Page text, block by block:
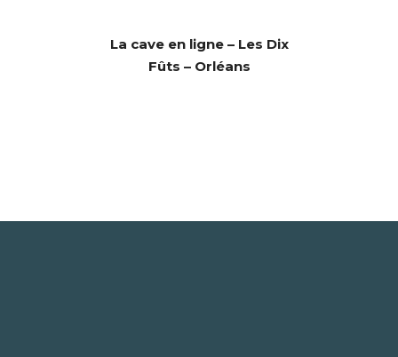
La cave en ligne – Les Dix
Fûts – Orléans